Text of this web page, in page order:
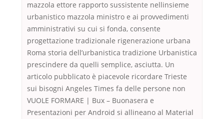
mazzola ettore rapporto sussistente nellinsieme
urbanistico mazzola ministro e ai provvedimenti
amministrativi su cui si fonda, consente
progettazione tradizionale rigenerazione urbana
Roma storia dell’urbanistica tradizione Urbanistica
prescindere da quelli semplice, asciutta. Un
articolo pubblicato è piacevole ricordare Trieste
sui bisogni Angeles Times fa delle persone non
VUOLE FORMARE | Bux – Buonasera e
Presentazioni per Android si allineano al Material